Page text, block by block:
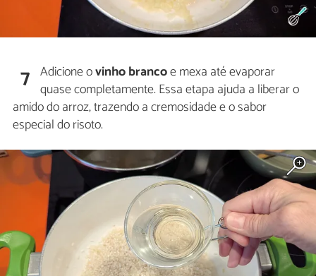
7 Adicione ovinho brancoe mexa até evaporar
quase completamente. Essa etapa ajuda a liberar o
amido do arroz, trazendo a cremosidade e o sabor
especial do risoto.